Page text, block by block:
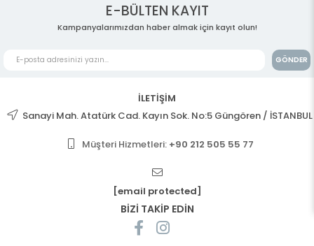
E-BÜLTEN KAYIT
Kampanyalarımızdan haber almak için kayıt olun!
GÖNDER
İLETİŞİM
Sanayi Mah. Atatürk Cad. Kayın Sok. No:5 Güngören / İSTANBUL
Müşteri Hizmetleri: +90 212 505 55 77
[email protected]
BİZİ TAKİP EDİN